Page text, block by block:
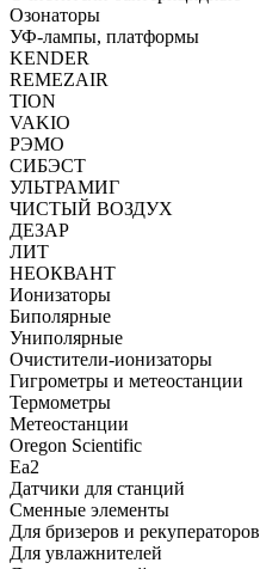
Озонаторы
УФ-лампы, платформы
KENDER
REMEZAIR
TION
VAKIO
РЭМО
СИБЭСТ
УЛЬТРАМИГ
ЧИСТЫЙ ВОЗДУХ
ДЕЗАР
ЛИТ
НЕОКВАНТ
Ионизаторы
Биполярные
Униполярные
Очистители-ионизаторы
Гигрометры и метеостанции
Термометры
Метеостанции
Oregon Scientific
Ea2
Датчики для станций
Сменные элементы
Для бризеров и рекуператоров
Для увлажнителей